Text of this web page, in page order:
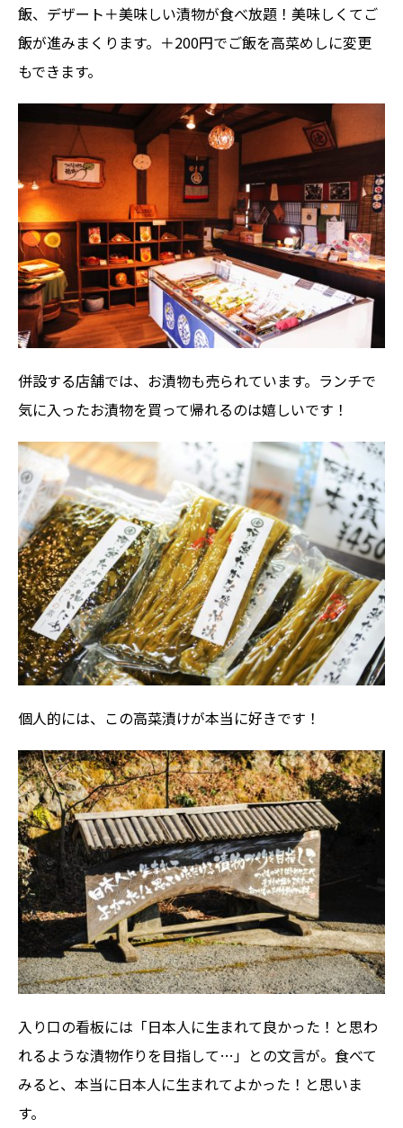
飯、デザート＋美味しい漬物が食べ放題！美味しくてご
飯が進みまくります。＋200円でご飯を高菜めしに変更
もできます。
併設する店舗では、お漬物も売られています。ランチで
気に入ったお漬物を買って帰れるのは嬉しいです！
個人的には、この高菜漬けが本当に好きです！
入り口の看板には「日本人に生まれて良かった！と思わ
れるような漬物作りを目指して…」との文言が。食べて
みると、本当に日本人に生まれてよかった！と思いま
す。